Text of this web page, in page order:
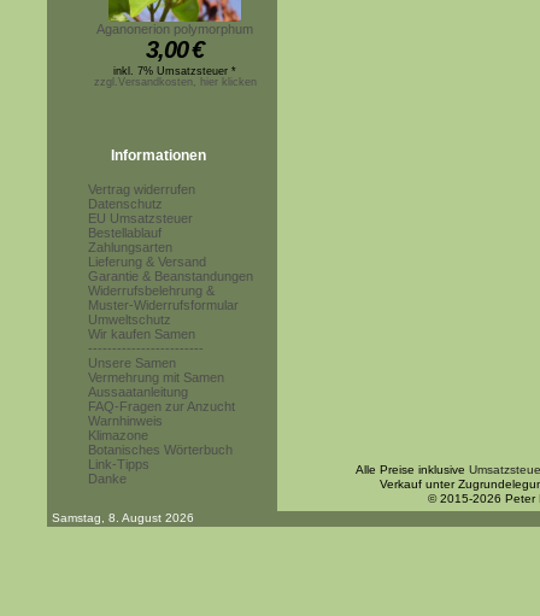
Aganonerion polymorphum
3,00€
inkl. 7% Umsatzsteuer *
zzgl.Versandkosten, hier klicken
Informationen
Vertrag widerrufen
Datenschutz
EU Umsatzsteuer
Bestellablauf
Zahlungsarten
Lieferung & Versand
Garantie & Beanstandungen
Widerrufsbelehrung &
Muster-Widerrufsformular
Umweltschutz
Wir kaufen Samen
------------------------
Unsere Samen
Vermehrung mit Samen
Aussaatanleitung
FAQ-Fragen zur Anzucht
Warnhinweis
Klimazone
Botanisches Wörterbuch
Link-Tipps
Danke
Alle Preise inklusive
Verkauf unter
© 2015-2026 Peter
Samstag, 8. August 2026